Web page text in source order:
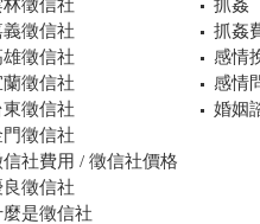
林徵信社
義徵信社
雄徵信社
蘭徵信社
東徵信社
門徵信社
信社費用 / 徵信社價格
良徵信社
麼是徵信社
抓姦
抓姦
感情
感情
婚姻